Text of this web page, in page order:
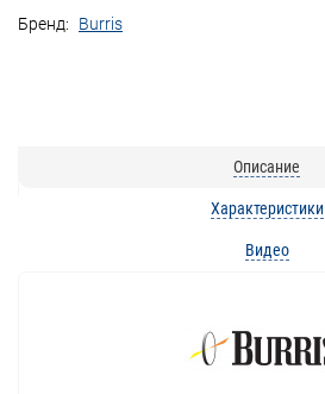
Бренд:
Burris
Описание
Характеристики
Видео